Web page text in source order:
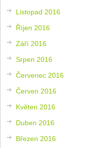
Listopad 2016
Říjen 2016
Září 2016
Srpen 2016
Červenec 2016
Červen 2016
Květen 2016
Duben 2016
Březen 2016